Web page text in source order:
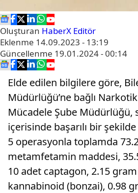
Oluşturan HaberX Editör
Eklenme 14.09.2023 - 13:19
Güncellenme 19.01.2024 - 00:14
Elde edilen bilgilere göre,
Müdürlüğü’ne bağlı
Mücadele Şube Müdürlüğü,
içerisinde başarılı bir
5 operasyonla toplamda
metamfetamin maddesi,
10 adet captagon, 2.15
kannabinoid (bonzai), 0.98